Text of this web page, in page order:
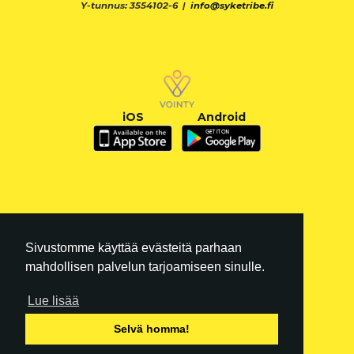
Sivustomme käyttää evästeitä parhaan
mahdollisen palvelun tarjoamiseen sinulle.
Lue lisää
Selvä homma!
Y-tunnus: 3554102-6 | info@syketribe.fi
iOS Android